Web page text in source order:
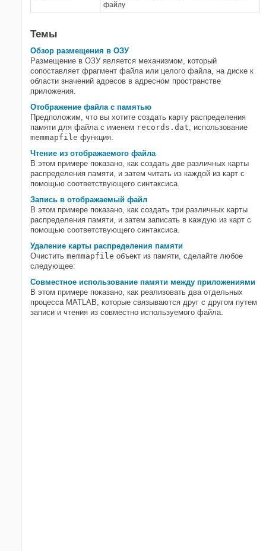
файлу
Темы
Обзор размещения в ОЗУ
Размещение в ОЗУ является механизмом, который
сопоставляет фрагмент файла или целого файла, на диске к
области значений адресов в адресном пространстве
приложения.
Отображение файла с памятью
Предположим, что вы хотите создать карту распределения
памяти для файла с именем records.dat, использование
memmapfile функция.
Чтение из отображаемого файла
В этом примере показано, как создать две различных карты
распределения памяти, и затем читать из каждой из карт с
помощью соответствующего синтаксиса.
Запись в отображаемый файл
В этом примере показано, как создать три различных карты
распределения памяти, и затем записать в каждую из карт с
помощью соответствующего синтаксиса.
Удаление карты распределения памяти
Очистить memmapfile объект из памяти, сделайте любое
следующее:
Совместное использование памяти между приложениями
В этом примере показано, как реализовать два отдельных
процесса MATLAB, которые связываются друг с другом путем
записи и чтения из совместно используемого файла.